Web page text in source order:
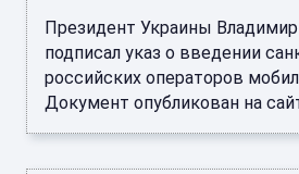
Президент Украины
подписал указ о введении
российских операторов
Документ опубликован на